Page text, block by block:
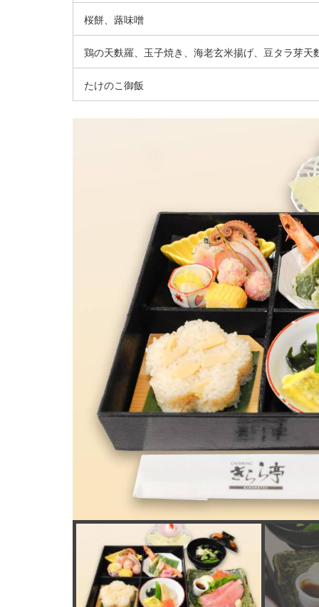
桜餅、蕗味噌
鶏の天麩羅、玉子焼き、海老玄米揚げ、豆タラ芽
たけのこ御飯